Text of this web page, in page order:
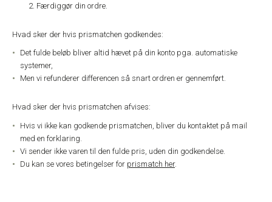
Færdiggør din ordre.
Hvad sker der hvis prismatchen godkendes:
Det fulde beløb bliver altid hævet på din konto pga. automatiske
systemer,
Men vi refunderer differencen så snart ordren er gennemført.
Hvad sker der hvis prismatchen afvises:
Hvis vi ikke kan godkende prismatchen, bliver du kontaktet på mail
med en forklaring.
Vi sender ikke varen til den fulde pris, uden din godkendelse.
Du kan se vores betingelser for prismatch her.